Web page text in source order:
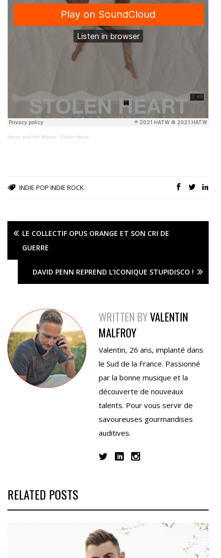
Henry and the Waiter · Stolen Heart
INDIE POP INDIE ROCK
LE COLLECTIF OPUS ORANGE ET SON CRI DE
GUERRE
DAVID PENN REPREND L’ICONIQUE STUPIDISCO !
WRITTEN BYVALENTIN
MALFROY
Valentin, 26 ans, implanté dans
le Sud de la France. Passionné
par la bonne musique et la
découverte de nouveaux
talents. Pour vous servir de
savoureuses gourmandises
auditives.
RELATED POSTS